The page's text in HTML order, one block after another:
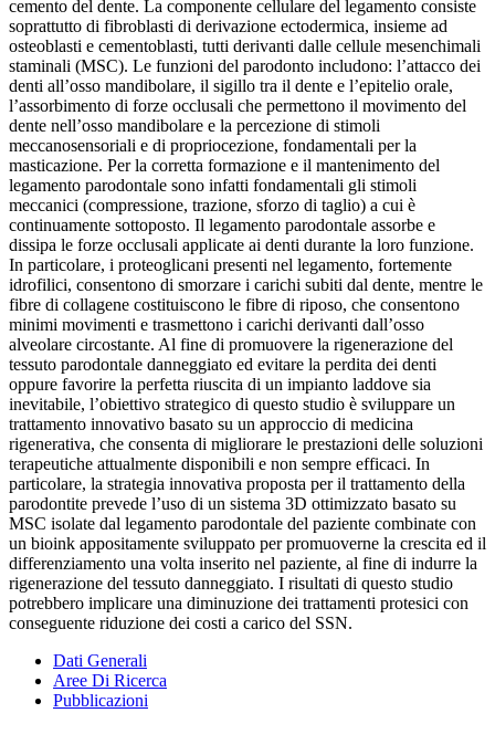
cemento del dente. La componente cellulare del legamento consiste
soprattutto di fibroblasti di derivazione ectodermica, insieme ad
osteoblasti e cementoblasti, tutti derivanti dalle cellule mesenchimali
staminali (MSC). Le funzioni del parodonto includono: l’attacco dei
denti all’osso mandibolare, il sigillo tra il dente e l’epitelio orale,
l’assorbimento di forze occlusali che permettono il movimento del
dente nell’osso mandibolare e la percezione di stimoli
meccanosensoriali e di propriocezione, fondamentali per la
masticazione. Per la corretta formazione e il mantenimento del
legamento parodontale sono infatti fondamentali gli stimoli
meccanici (compressione, trazione, sforzo di taglio) a cui è
continuamente sottoposto. Il legamento parodontale assorbe e
dissipa le forze occlusali applicate ai denti durante la loro funzione.
In particolare, i proteoglicani presenti nel legamento, fortemente
idrofilici, consentono di smorzare i carichi subiti dal dente, mentre le
fibre di collagene costituiscono le fibre di riposo, che consentono
minimi movimenti e trasmettono i carichi derivanti dall’osso
alveolare circostante. Al fine di promuovere la rigenerazione del
tessuto parodontale danneggiato ed evitare la perdita dei denti
oppure favorire la perfetta riuscita di un impianto laddove sia
inevitabile, l’obiettivo strategico di questo studio è sviluppare un
trattamento innovativo basato su un approccio di medicina
rigenerativa, che consenta di migliorare le prestazioni delle soluzioni
terapeutiche attualmente disponibili e non sempre efficaci. In
particolare, la strategia innovativa proposta per il trattamento della
parodontite prevede l’uso di un sistema 3D ottimizzato basato su
MSC isolate dal legamento parodontale del paziente combinate con
un bioink appositamente sviluppato per promuoverne la crescita ed il
differenziamento una volta inserito nel paziente, al fine di indurre la
rigenerazione del tessuto danneggiato. I risultati di questo studio
potrebbero implicare una diminuzione dei trattamenti protesici con
conseguente riduzione dei costi a carico del SSN.
Dati Generali
Aree Di Ricerca
Pubblicazioni